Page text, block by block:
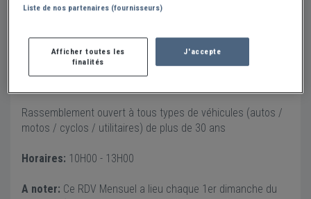
Calandre et Torpédo
Envoyer un message
07 77 20 56 64
www.calandretorpedo.com
Rassemblement ouvert à tous types de véhicules (autos /
motos / cyclos / utilitaires) de plus de 30 ans
Horaires: 10H00 - 13H00
A noter: Ce RDV Mensuel a lieu chaque 1er dimanche du
Liste de nos partenaires (fournisseurs)
Afficher toutes les
finalités
J'accepte